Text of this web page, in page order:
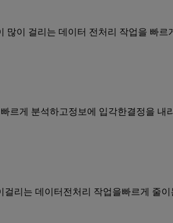
이 걸리는 데이터 전처리 작업을 빠
르게 분석하고정보에 입각한결정을
리는 데이터전처리 작업을빠르게 줄